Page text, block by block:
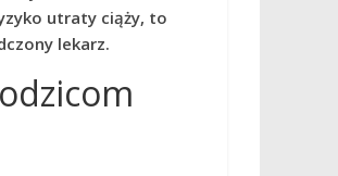
utraty ciąży, to
lekarz.